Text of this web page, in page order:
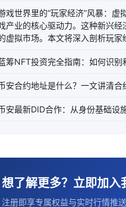
戏世界里的“玩家经济”风暴：
产业的核心驱动力。这种新兴
虚拟市场。本文将深入剖析玩家
筹NFT投资完全指南：如何识
安合约地址是什么？一文讲清
安最新DID合作：从身份基础设
想了解更多？立即加入
注册即享专属权益与实时行情推送